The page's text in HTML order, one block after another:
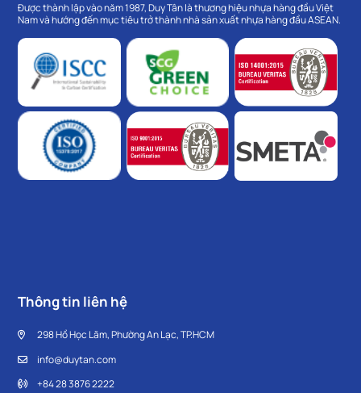
Được thành lập vào năm 1987, Duy Tân là thương hiệu nhựa hàng đầu Việt
Nam và hướng đến mục tiêu trở thành nhà sản xuất nhựa hàng đầu ASEAN.
Thông tin liên hệ
298 Hồ Học Lãm, Phường An Lạc, TP.HCM
info@duytan.com
+84 28 3876 2222